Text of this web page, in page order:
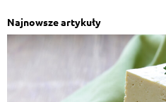
Marek Kakietek,
Me gusta mucho la carne
salsa verde. Esto es de
Najnowsze artykuły